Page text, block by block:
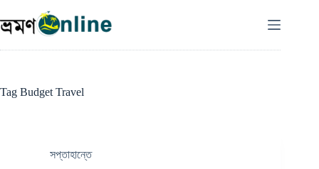
to
content
Tag Budget Travel
সপ্তাহান্তে